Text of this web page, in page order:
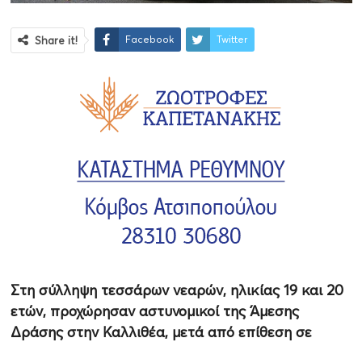
Share it! Facebook Twitter
Στη σύλληψη τεσσάρων νεαρών, ηλικίας 19 και 20
ετών, προχώρησαν αστυνομικοί της Άμεσης
Δράσης στην Καλλιθέα, μετά από επίθεση σε